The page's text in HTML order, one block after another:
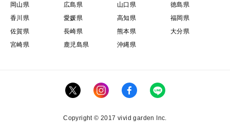
岡山県
広島県 山口県
徳島県
香川県
愛媛県 高知県
福岡県
佐賀県
長崎県 熊本県
大分県
宮崎県
鹿児島県 沖縄県
Copyright © 2017 vivid garden Inc.